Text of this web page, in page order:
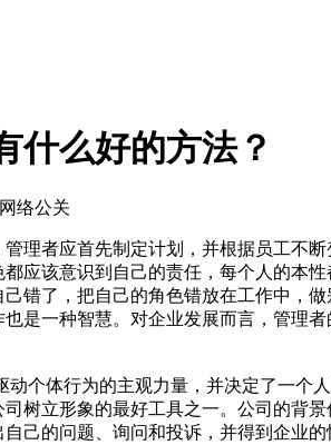
什么好的方法？
络公关
者应首先制定计划，并根据员工不
应该意识到自己的责任，每个人的本
错了，把自己的角色错放在工作中，
是一种智慧。对企业发展而言，管理
体行为的主观力量，并决定了一个
树立形象的最好工具之一。公司的背
自己的问题、询问和投诉，并得到企